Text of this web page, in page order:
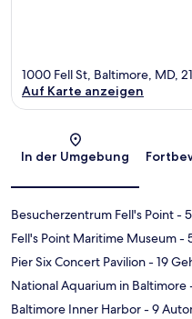
1000 Fell St, Baltimore, MD,
Auf Karte anzeigen
In der Umgebung
Besucherzentrum Fell's Point-
Fell's Point Maritime Museum-
Pier Six Concert Pavilion- 19
National Aquarium in Baltimore
Baltimore Inner Harbor- 9